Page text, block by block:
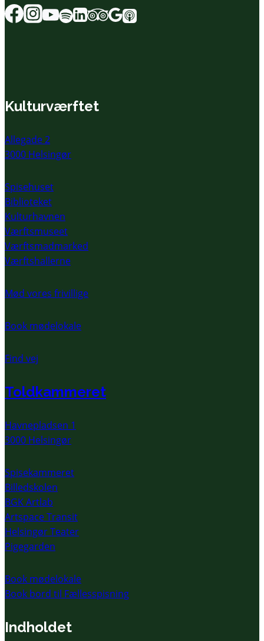
Kulturværftet
Allegade 2
3000 Helsingør
Spisehuset
Biblioteket
Kulturhavnen
Værftsmuseet
Værftsmadmarked
Værftshallerne
Mød vores frivillige
Book mødelokale
Find vej
Toldkammeret
Havnepladsen 1
3000 Helsingør
Spisekammeret
Billedskolen
BGK Artlab
Artspace Transit
Helsingør Teater
Pigegarden
Book mødelokale
Book bord til Fællesspisning
Indholdet